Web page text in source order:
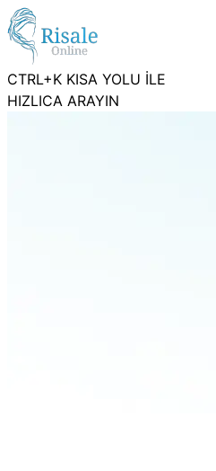
CTRL+K KISA YOLU İLE
HIZLICA ARAYIN